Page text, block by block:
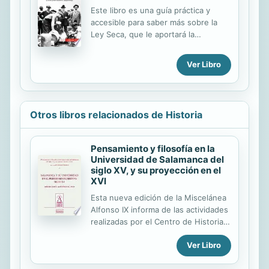
impuestos a los que se ven
sometidas las Trece Colonias bajo el
yugo británico • Conocer las
lleva a cabo en el ámbito científico,
como la invención del pararrayos, y
en la esfera diplomática, como...
Este libro es una guía práctica y
accesible para saber más sobre la
Ley Seca, que le aportará la
ganar tiempo. En tan solo 50 minutos
usted podrá: • Entender el contexto
de postguerra en el que se alzan las
voces contar el alcohol y cómo se
prohibicionista • Conocer a los jefes
de la mafia de la época, como Al
terror en grandes ciudades
estadounidenses a través de la
extorsión y el contrabando •
tuvo la Ley Seca, que en vez de
frenar la distribución ...
Ver Libro
Otros libros relacionados de Historia
Pensamiento y filosofía en la
Universidad de Salamanca del
siglo XV, y su proyección en el
XVI
Esta nueva edición de la Miscelánea
Alfonso IX informa de las actividades
realizadas por el Centro de Historia
Universitaria Alfonso IX (CEHU),
Centro Propio de la Universidad de
Salamanca, durante el año 2010. Se
Ver Libro